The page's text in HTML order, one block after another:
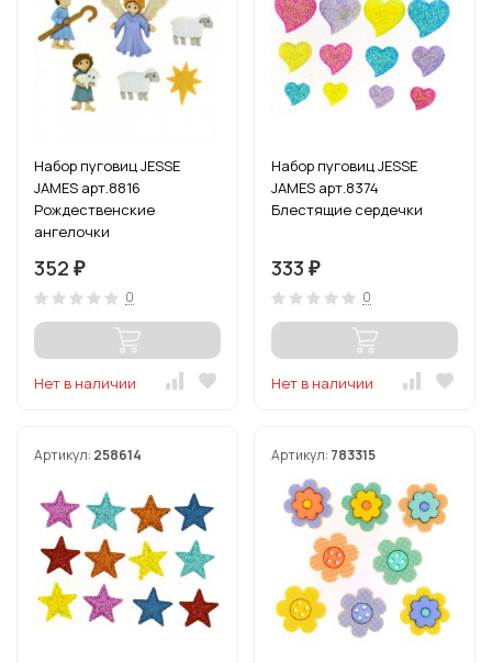
Набор пуговиц JESSE
JAMES арт.8816
Рождественские
ангелочки
352 ₽
0
Нет в наличии
Набор пуговиц JESSE
JAMES арт.8374
Блестящие сердечки
333 ₽
0
Нет в наличии
Артикул: 258614 Артикул: 783315